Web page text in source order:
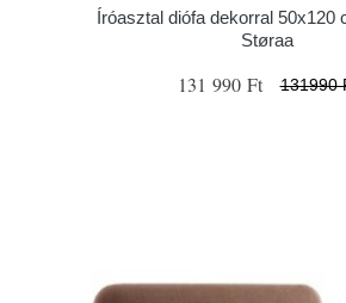
Íróasztal diófa dekorral 50x120
Støraa
131 990 Ft 131990